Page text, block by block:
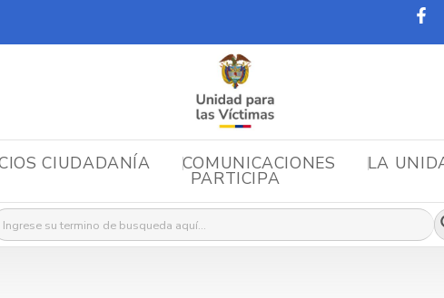
CIUDADANÍA COMUNICACIONES LA
PARTICIPA